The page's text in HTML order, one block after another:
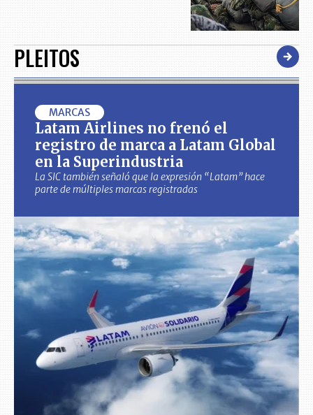
PLEITOS
MARCAS
Latam Airlines no frenó el
registro de marca a Latam Global
en la Superindustria
La SIC también señaló que la expresión “Latam” hace
parte de múltiples marcas registradas